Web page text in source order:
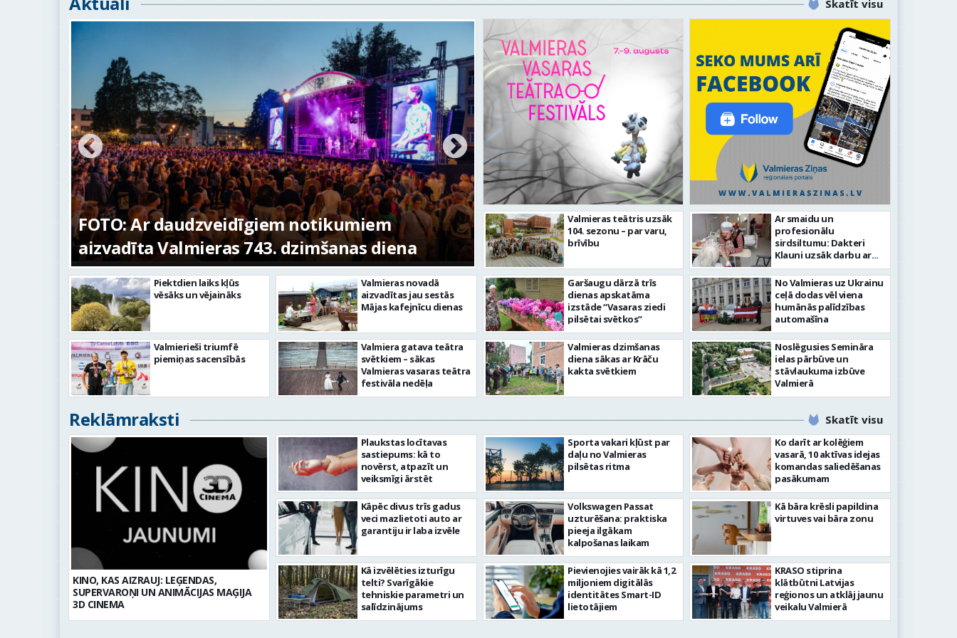
Skatīt visu
FOTO: Ar daudzveidīgiem notikumiem
aizvadīta Valmieras 743. dzimšanas diena
FOTO: Valmieras pilsētas svētku gājiens 2026
Piektdien laiks kļūs
vēsāks un vējaināks
Valmierieši triumfē
piemiņas sacensībās
Valmieras novadā
aizvadītas jau sestās
Mājas kafejnīcu dienas
Valmiera gatava teātra
svētkiem – sākas
Valmieras vasaras teātra
festivāla nedēļa
Valmieras teātris uzsāk
104. sezonu – par varu,
brīvību
Garšaugu dārzā trīs
dienas apskatāma
izstāde “Vasaras ziedi
pilsētai svētkos”
Valmieras dzimšanas
diena sākas ar Krāču
kakta svētkiem
Ar smaidu un
profesionālu
sirdsiltumu: Dakteri
Klauni uzsāk darbu ar
senioriem Vidzemes
slimnīcā
No Valmieras uz Ukrainu
ceļā dodas vēl viena
humānās palīdzības
automašīna
Noslēgusies Semināra
ielas pārbūve un
stāvlaukuma izbūve
Valmierā
Reklāmraksti Skatīt visu
KINO, KAS AIZRAUJ: LEĢENDAS,
SUPERVAROŅI UN ANIMĀCIJAS MAĢIJA
3D CINEMA
Plaukstas locītavas
sastiepums: kā to
novērst, atpazīt un
veiksmīgi ārstēt
Kāpēc divus trīs gadus
veci mazlietoti auto ar
garantiju ir laba izvēle
Kā izvēlēties izturīgu
telti? Svarīgākie
tehniskie parametri un
salīdzinājums
Sporta vakari kļūst par
daļu no Valmieras
pilsētas ritma
Volkswagen Passat
uzturēšana: praktiska
pieeja ilgākam
kalpošanas laikam
Pievienojies vairāk kā 1,2
miljoniem digitālās
identitātes Smart-ID
lietotājiem
Ko darīt ar kolēģiem
vasarā, 10 aktīvas idejas
komandas saliedēšanas
pasākumam
Kā bāra krēsli papildina
virtuves vai bāra zonu
KRASO stiprina
klātbūtni Latvijas
reģionos un atklāj jaunu
veikalu Valmierā